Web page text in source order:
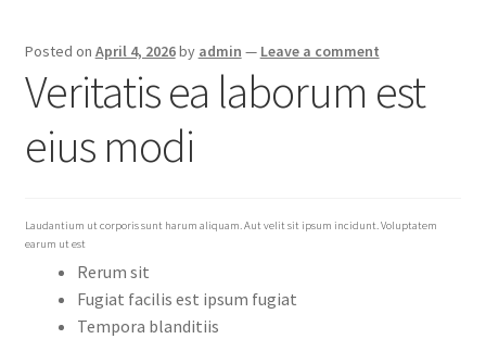
Checkout
Shop
Posted on April 4, 2026by admin — Leave a comment
Veritatis ea laborum est
eius modi
Laudantium ut corporis sunt harum aliquam. Aut velit sit ipsum incidunt. Voluptatem
earum ut est
Rerum sit
Fugiat facilis est ipsum fugiat
Tempora blanditiis